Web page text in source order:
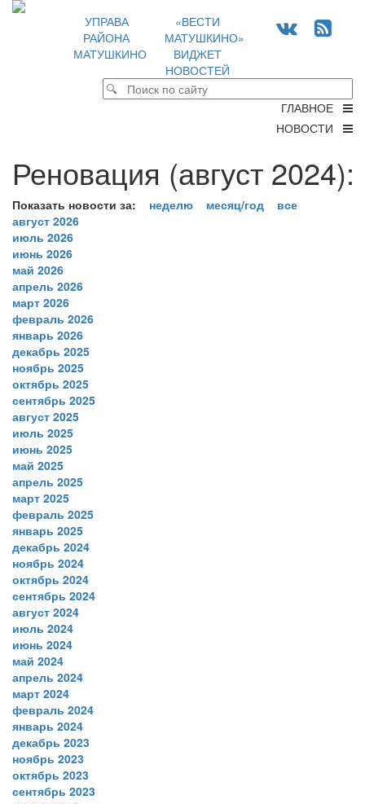
УПРАВА
РАЙОНА
МАТУШКИНО
«ВЕСТИ
МАТУШКИНО»
ВИДЖЕТ
НОВОСТЕЙ
ГЛАВНОЕ
НОВОСТИ
Реновация (август 2024):
Показать новости за: неделю месяц/год
все
август 2026
июль 2026
июнь 2026
май 2026
апрель 2026
март 2026
февраль 2026
январь 2026
декабрь 2025
ноябрь 2025
октябрь 2025
сентябрь 2025
август 2025
июль 2025
июнь 2025
май 2025
апрель 2025
март 2025
февраль 2025
январь 2025
декабрь 2024
ноябрь 2024
октябрь 2024
сентябрь 2024
август 2024
июль 2024
июнь 2024
май 2024
апрель 2024
март 2024
февраль 2024
январь 2024
декабрь 2023
ноябрь 2023
октябрь 2023
сентябрь 2023